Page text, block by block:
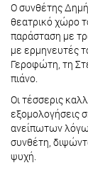
Ο συνθέτης
θεατρικό χώρο
παράσταση με
με ερμηνευτές
Γεροφώτη, τη
πιάνο.
Οι τέσσερις
εξομολογήσεις
ανείπωτων
συνθέτη,
ψυχή.